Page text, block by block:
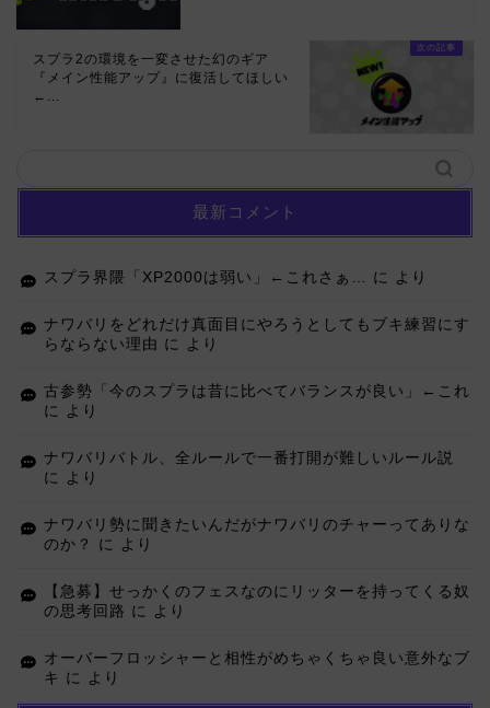
スプラ2の環境を一変させた幻のギア
『メイン性能アップ』に復活してほしい
←...
最新コメント
スプラ界隈「XP2000は弱い」←これさぁ… に より
ナワバリをどれだけ真面目にやろうとしてもブキ練習にす
らならない理由 に より
古参勢「今のスプラは昔に比べてバランスが良い」←これ
に より
ナワバリバトル、全ルールで一番打開が難しいルール説
に より
ナワバリ勢に聞きたいんだがナワバリのチャーってありな
のか？
に より
【急募】せっかくのフェスなのにリッターを持ってくる奴
の思考回路 に より
オーバーフロッシャーと相性がめちゃくちゃ良い意外なブ
キ に より